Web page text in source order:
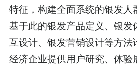
特征，构建全面系统的银发人
基于此的银发产品定义、银发
互设计、银发营销设计等方法
经济企业提供用户研究、体验